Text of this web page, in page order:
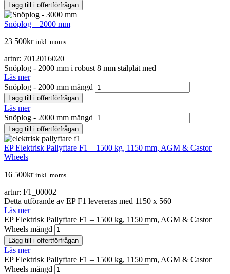
Lägg till i offertförfrågan
Snöplog – 2000 mm
23 500kr inkl. moms
artnr: 7012016020
Snöplog - 2000 mm i robust 8 mm stålplåt med
Läs mer
Snöplog - 2000 mm mängd
Lägg till i offertförfrågan
Läs mer
Snöplog - 2000 mm mängd
Lägg till i offertförfrågan
EP Elektrisk Pallyftare F1 – 1500 kg, 1150 mm, AGM & Castor
Wheels
16 500kr inkl. moms
artnr: F1_00002
Detta utförande av EP F1 levereras med 1150 x 560
Läs mer
EP Elektrisk Pallyftare F1 – 1500 kg, 1150 mm, AGM & Castor
Wheels mängd
Lägg till i offertförfrågan
Läs mer
EP Elektrisk Pallyftare F1 – 1500 kg, 1150 mm, AGM & Castor
Wheels mängd